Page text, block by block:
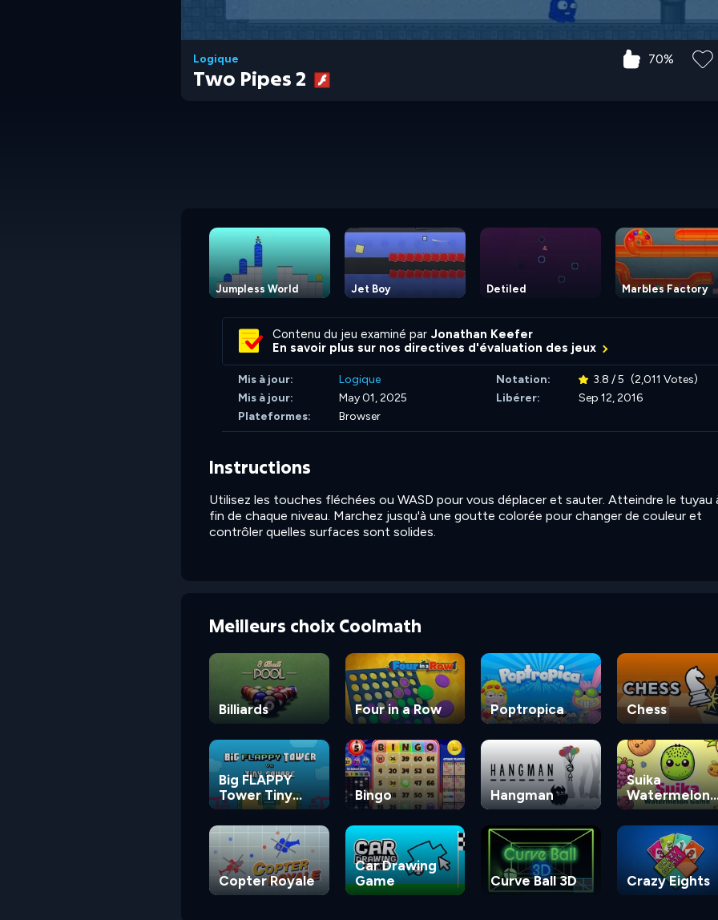
Logique 70%
Two Pipes 2
Jumpless World Jet Boy Detiled Marbles Factory
Contenu du jeu examiné par Jonathan Keefer
En savoir plus sur nos directives d'évaluation des jeux
Mis à jour: Logique Notation: 3.8 / 5 (2,011 Votes)
Mis à jour:
May 01, 2025 Libérer:
Sep 12, 2016
Plateformes:
Browser
Instructions
Utilisez les touches fléchées ou WASD pour vous déplacer et sauter. Atteindre le tuyau
fin de chaque niveau. Marchez jusqu'à une goutte colorée pour changer de couleur et
contrôler quelles surfaces sont solides.
Meilleurs choix Coolmath
Billiards Four in a Row Poptropica Chess
Big FLAPPY
Tower Tiny
Square
Bingo Hangman
Suika
Watermelon
Game
Copter Royale
Car Drawing
Game
Curve Ball 3D Crazy Eights